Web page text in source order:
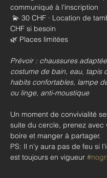
communiqué à l'inscription
CHF si besoin
🌿 Places limitées
Prévoir : chaussures
costume de bain, eau, tapis
habits confortables, lampe
ou linge, anti-moustique
Un moment de convivialité
suite du cercle, prenez avec
boire et manger à partager.
PS: Il n'y aura pas de feu si
est toujours en vigueur